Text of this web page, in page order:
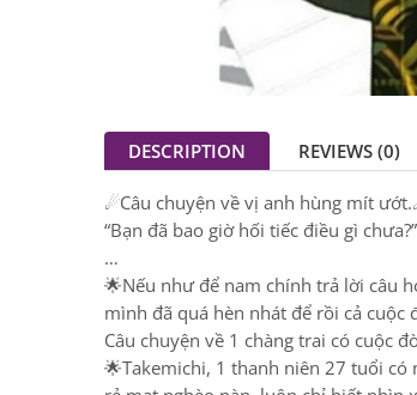
DESCRIPTION REVIEWS (0)
☄Câu chuyện về vị anh hùng mít
“Bạn đã bao giờ hối tiếc điều gì chưa?”
…
🌟Nếu như để nam chính trả lời câu
mình đã quá hèn nhát để rồi cả cuộc
Câu chuyện về 1 chàng trai có cuộc
🌟Takemichi, 1 thanh niên 27 tuổi có